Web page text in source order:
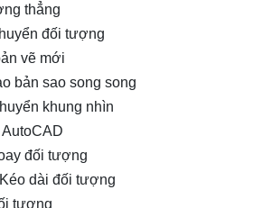
thẳng
đối tượng
vẽ mới
bản sao song song
khung nhìn
AutoCAD
đối tượng
dài đối tượng
tượng